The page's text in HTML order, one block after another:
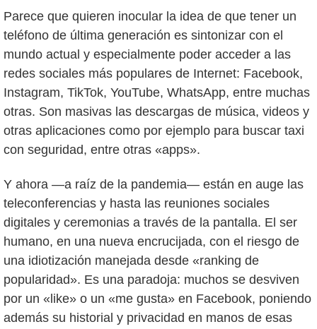
Parece que quieren inocular la idea de que tener un
teléfono de última generación es sintonizar con el
mundo actual y especialmente poder acceder a las
redes sociales más populares de Internet: Facebook,
Instagram, TikTok, YouTube, WhatsApp, entre muchas
otras. Son masivas las descargas de música, videos y
otras aplicaciones como por ejemplo para buscar taxi
con seguridad, entre otras «apps».
Y ahora —a raíz de la pandemia— están en auge las
teleconferencias y hasta las reuniones sociales
digitales y ceremonias a través de la pantalla. El ser
humano, en una nueva encrucijada, con el riesgo de
una idiotización manejada desde «ranking de
popularidad». Es una paradoja: muchos se desviven
por un «like» o un «me gusta» en Facebook, poniendo
además su historial y privacidad en manos de esas